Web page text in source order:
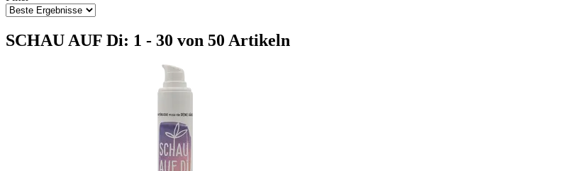
SCHAU AUF Di: 1 - 30 von 50 Artikeln